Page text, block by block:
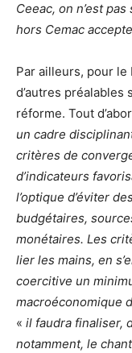
Ceeac, on n’est
hors Cemac
Par ailleurs, pour
d’autres
réforme. Tout
un cadre
critères de
d’indicateurs
l’optique d’éviter
budgétaires,
monétaires. Les
lier les mains, en
coercitive un
macroéconomique
« il faudra finaliser,
notamment, le